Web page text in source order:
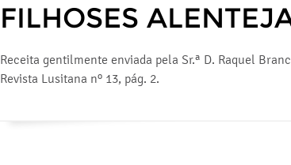
FILHOSES
Receita gentilmente enviada pela Sr.ª D. Raquel
Revista Lusitana nº 13, pág. 2.